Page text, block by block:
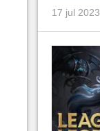
17 jul 2023